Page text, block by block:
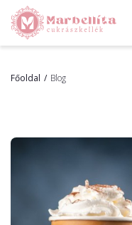
Bevonók
Díszítők
Főoldal Blog